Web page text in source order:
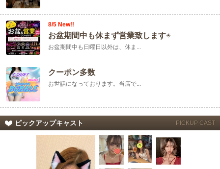
8/5 New!!
お盆期間中も休まず営業致します☀️
お盆期間中も日曜日以外は、休ま...
クーポン多数
お世話になっております。当店で...
ピックアップキャスト PICKUP CAST